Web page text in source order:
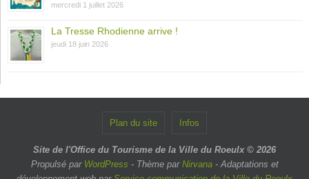
mercredi 1 juillet 2026
La Tresse Rhodienne arrive !
jeudi 18 juin 2026
Plan du site Infos
Site de l'Office du Tourisme de la Ville du Roeulx © 2026
Propulsé par WordPress - Thème par Nirvana- Adaptations et